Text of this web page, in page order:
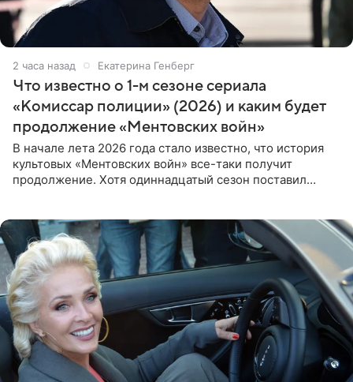
2 часа назад Екатерина Генберг
Что известно о 1-м сезоне сериала
«Комиссар полиции» (2026) и каким будет
продолжение «Ментовских войн»
В начале лета 2026 года стало известно, что история
культовых «Ментовских войн» все-таки получит
продолжение. Хотя одиннадцатый сезон поставил